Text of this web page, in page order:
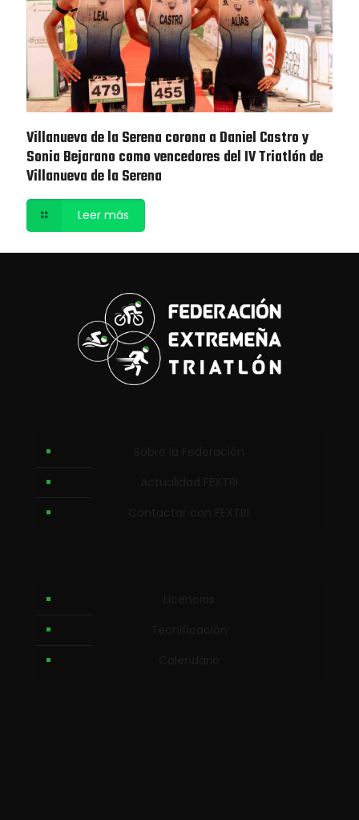
Villanueva de la Serena corona a Daniel Castro y
Sonia Bejarano como vencedores del IV Triatlón de
Villanueva de la Serena
Leer más